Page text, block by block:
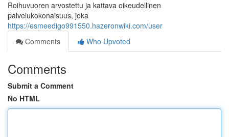
Roihuvuoren arvostettu ja kattava oikeudellinen
palvelukokonaisuus, joka
https://esmeedigo991550.hazeronwiki.com/user
Comments
Who Upvoted
Comments
Submit a Comment
No HTML